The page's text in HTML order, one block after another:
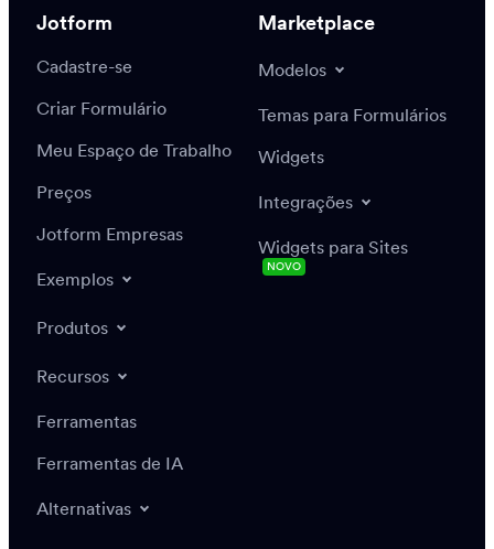
Equipe de Vendas Empresarial
Jotform
Cadastre-se
Criar Formulário
Meu Espaço de Trabalho
Preços
Jotform Empresas
Exemplos
Produtos
Recursos
Ferramentas
Ferramentas de IA
Alternativas
Marketplace
Modelos
Temas para Formulários
Widgets
Integrações
Widgets para Sites
NOVO